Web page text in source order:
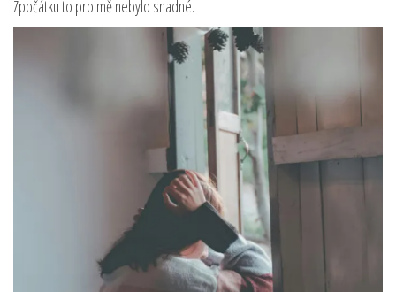
Zpočátku to pro mě nebylo snadné.